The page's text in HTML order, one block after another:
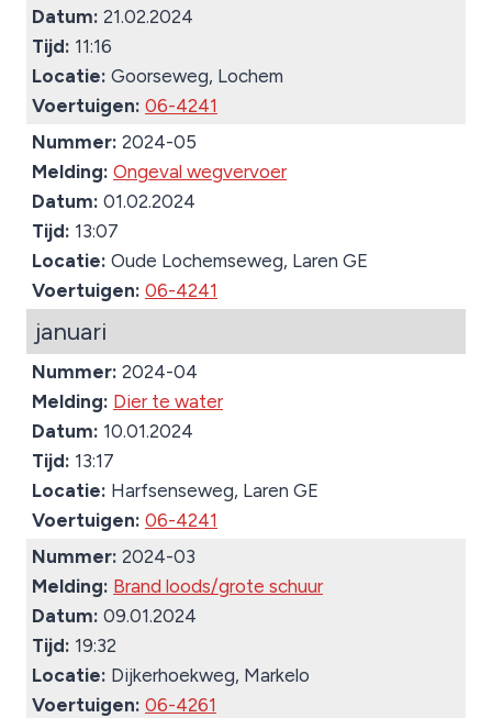
Datum: 21.02.2024
Tijd: 11:16
Locatie: Goorseweg, Lochem
Voertuigen: 06-4241
Nummer: 2024-05
Melding: Ongeval wegvervoer
Datum: 01.02.2024
Tijd: 13:07
Locatie: Oude Lochemseweg, Laren GE
Voertuigen: 06-4241
januari
Nummer: 2024-04
Melding: Dier te water
Datum: 10.01.2024
Tijd: 13:17
Locatie: Harfsenseweg, Laren GE
Voertuigen: 06-4241
Nummer: 2024-03
Melding: Brand loods/grote schuur
Datum: 09.01.2024
Tijd: 19:32
Locatie: Dijkerhoekweg, Markelo
Voertuigen: 06-4261